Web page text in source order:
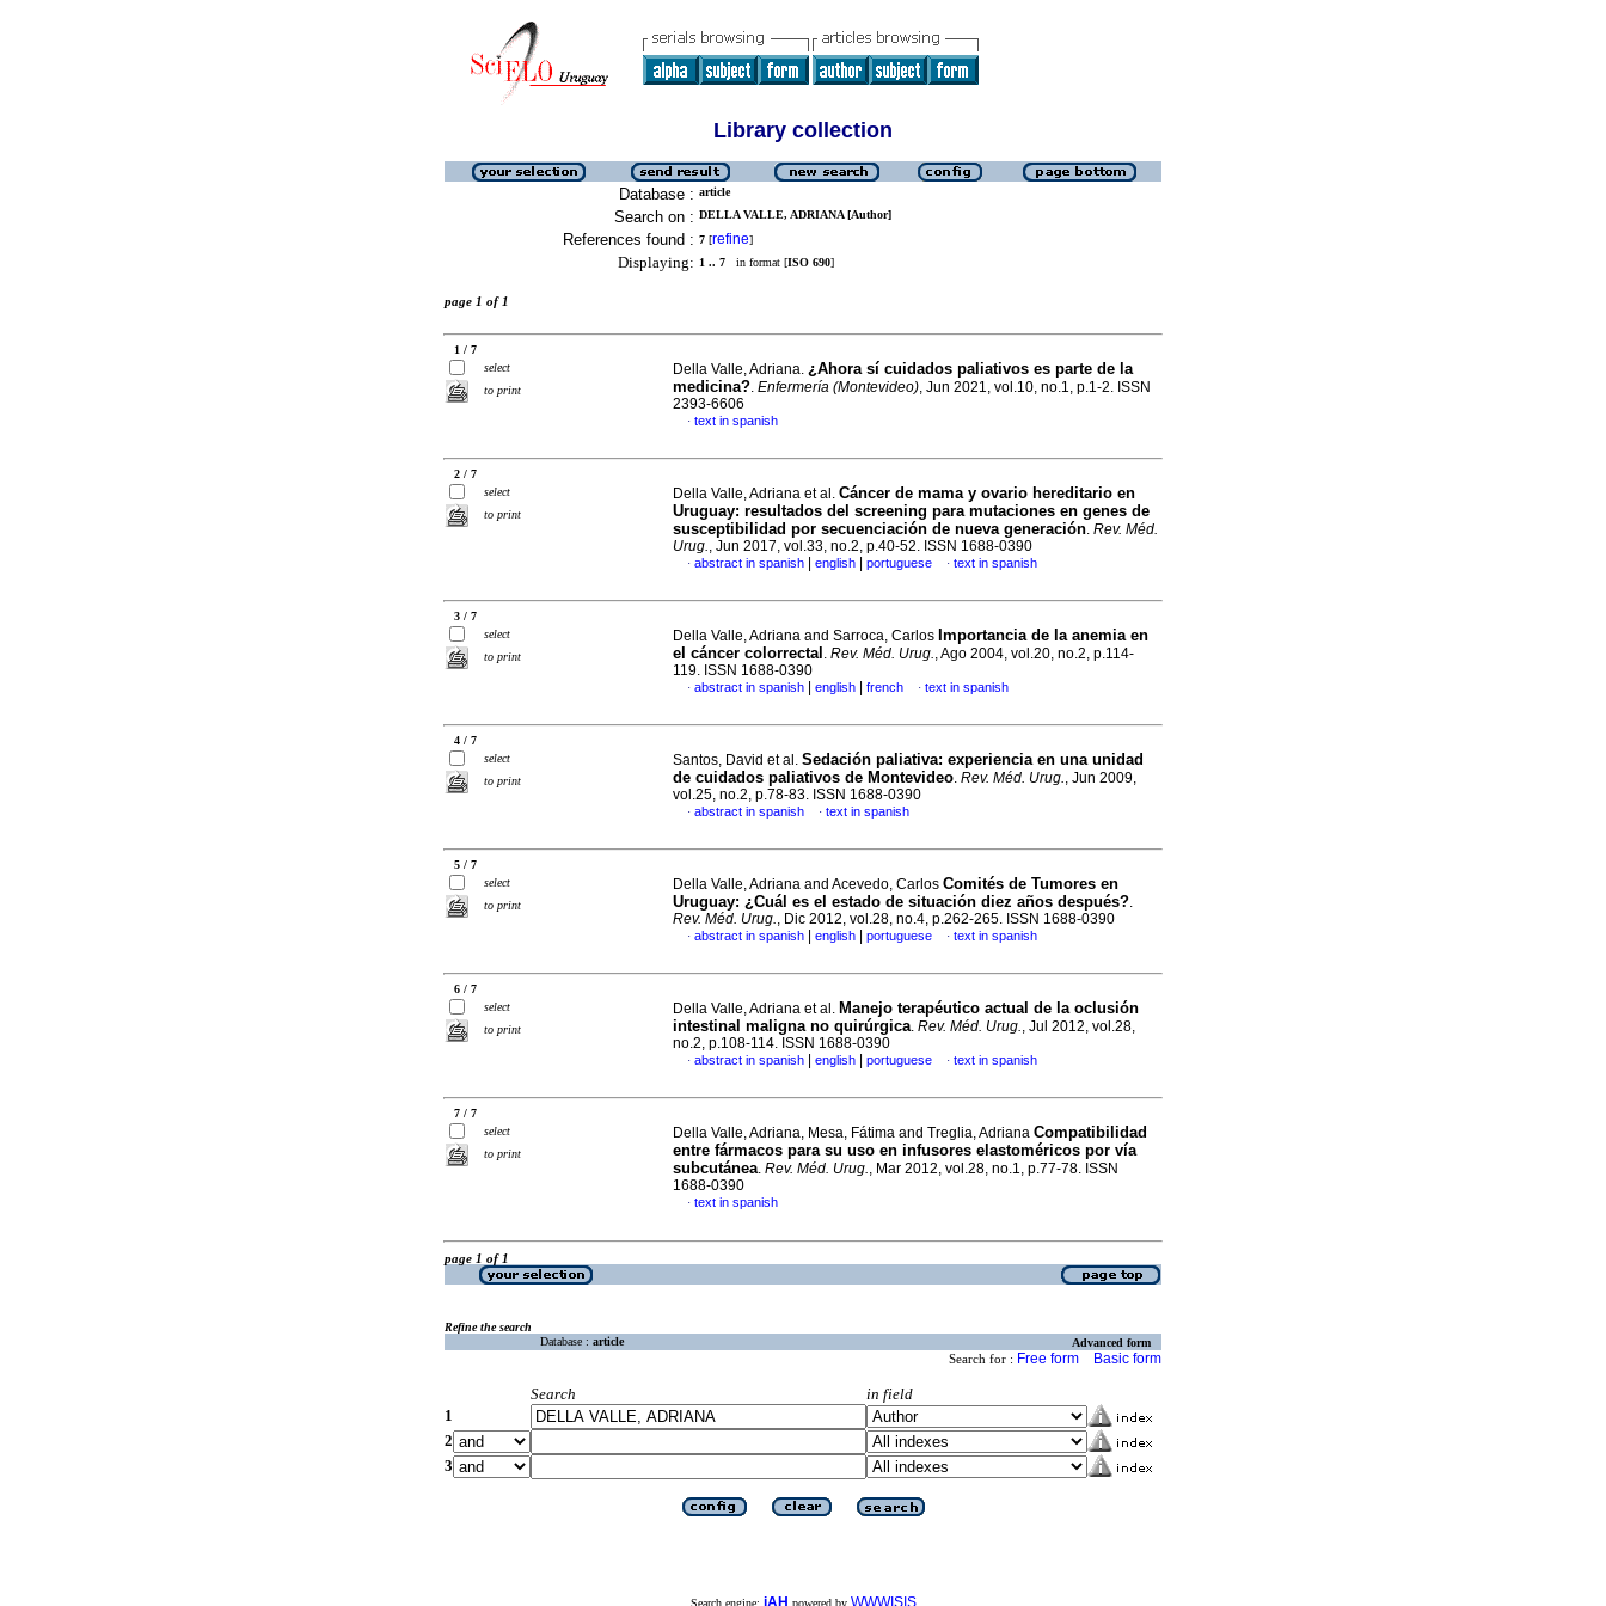
Library collection
Database : article
Search on : DELLA VALLE, ADRIANA [Author]
References found : 7 [refine]
Displaying: 1 .. 7 in format [ISO 690]
page 1 of 1
1 / 7
select
to print
Della Valle, Adriana. ¿Ahora sí cuidados paliativos es parte de la
medicina?. Enfermería (Montevideo), Jun 2021, vol.10, no.1, p.1-2. ISSN
2393-6606
· text in spanish
2 / 7
select
to print
Della Valle, Adriana et al. Cáncer de mama y ovario hereditario en
Uruguay: resultados del screening para mutaciones en genes de
susceptibilidad por secuenciación de nueva generación. Rev. Méd.
Urug., Jun 2017, vol.33, no.2, p.40-52. ISSN 1688-0390
· abstract in spanish english portuguese · text in spanish
3 / 7
select
to print
Della Valle, Adriana and Sarroca, Carlos Importancia de la anemia en
el cáncer colorrectal . Rev. Méd. Urug., Ago 2004, vol.20, no.2, p.114-
119. ISSN 1688-0390
· abstract in spanish english french · text in spanish
4 / 7
select
to print
Santos, David et al. Sedación paliativa: experiencia en una unidad
de cuidados paliativos de Montevideo. Rev. Méd. Urug., Jun 2009,
vol.25, no.2, p.78-83. ISSN 1688-0390
· abstract in spanish · text in spanish
5 / 7
select
to print
Della Valle, Adriana and Acevedo, Carlos Comités de Tumores en
Uruguay: ¿Cuál es el estado de situación diez años después?.
Rev. Méd. Urug., Dic 2012, vol.28, no.4, p.262-265. ISSN 1688-0390
· abstract in spanish english portuguese · text in spanish
6 / 7
select
to print
Della Valle, Adriana et al. Manejo terapéutico actual de la oclusión
intestinal maligna no quirúrgica. Rev. Méd. Urug., Jul 2012, vol.28,
no.2, p.108-114. ISSN 1688-0390
· abstract in spanish english portuguese · text in spanish
7 / 7
select
to print
Della Valle, Adriana, Mesa, Fátima and Treglia, Adriana Compatibilidad
entre fármacos para su uso en infusores elastoméricos por vía
subcutánea. Rev. Méd. Urug., Mar 2012, vol.28, no.1, p.77-78. ISSN
1688-0390
· text in spanish
page 1 of 1
Refine the search
Database : article Advanced form
Search for : Free form Basic form
Search
in field
1
2
3
Search engine: iAH powered by WWWISIS